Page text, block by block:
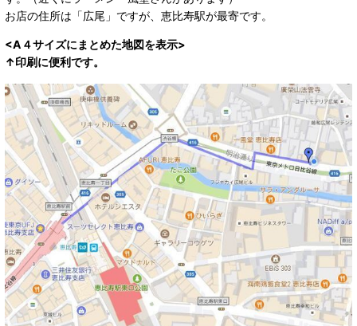
お店の住所は「広尾」ですが、恵比寿駅が最寄です。
<A４サイズにまとめた地図を表示>
↑印刷に便利です。